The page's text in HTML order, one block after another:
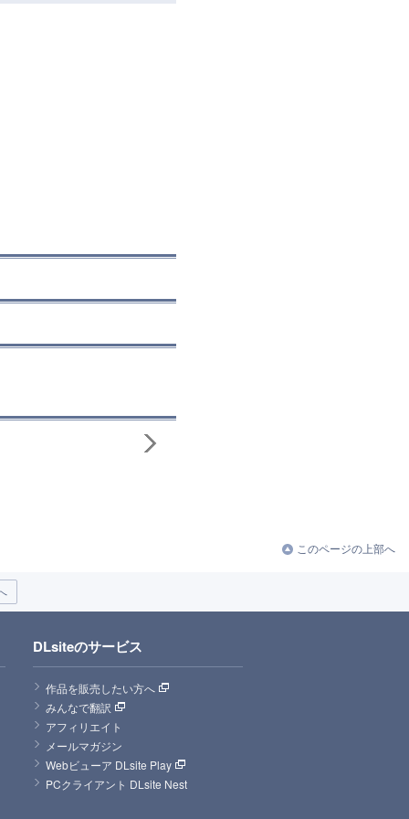
このページの上部へ
DLsiteのサービス
作品を販売したい方へ
みんなで翻訳
アフィリエイト
メールマガジン
Webビューア DLsite Play
PCクライアント DLsite Nest